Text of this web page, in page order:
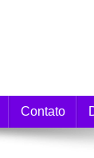
Contato